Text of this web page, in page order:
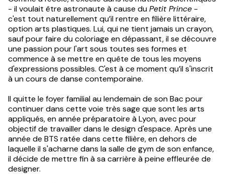
- il voulait être astronaute à cause duPetit Prince -
c'est tout naturellement qu’il rentre en filière littéraire,
option arts plastiques. Lui, qui ne tient jamais un crayon,
sauf pour faire du coloriage en dépassant, il se découvre
une passion pour l'art sous toutes ses formes et
commence à se mettre en quête de tous les moyens
d'expressions possibles. C'est à ce moment qu’il s'inscrit
à un cours de danse contemporaine.
Il quitte le foyer familial au lendemain de son Bac pour
continuer dans cette voie très sage que sont les arts
appliqués, en année préparatoire à Lyon, avec pour
objectif de travailler dans le design d'espace. Après une
année de BTS ratée dans cette filière, en dehors de
laquelle il s'acharne dans la salle de gym de son enfance,
il décide de mettre fin à sa carrière à peine effleurée de
designer.